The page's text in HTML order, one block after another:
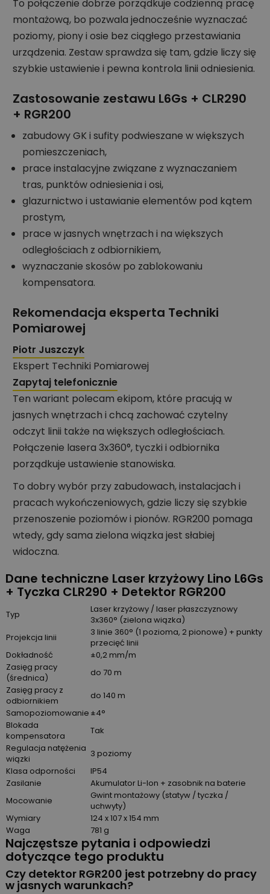
To połączenie dobrze porządkuje codzienną pracę
montażową, bo pozwala jednocześnie wyznaczać
poziomy, piony i osie bez ciągłego przestawiania
urządzenia. Zestaw sprawdza się tam, gdzie liczy się
szybkie ustawienie i pewna kontrola linii odniesienia.
Zastosowanie zestawu L6Gs + CLR290
+ RGR200
zabudowy GK i sufity podwieszane w większych
pomieszczeniach,
prace instalacyjne związane z wyznaczaniem
tras, punktów odniesienia i osi,
glazurnictwo i ustawianie elementów pod kątem
prostym,
prace w jasnych wnętrzach i na większych
odległościach z odbiornikiem,
wyznaczanie skosów po zablokowaniu
kompensatora.
Rekomendacja eksperta Techniki
Pomiarowej
Piotr Juszczyk
Ekspert Techniki Pomiarowej
Zapytaj telefonicznie
Ten wariant polecam ekipom, które pracują w
jasnych wnętrzach i chcą zachować czytelny
odczyt linii także na większych odległościach.
Połączenie lasera 3x360°, tyczki i odbiornika
porządkuje ustawienie stanowiska.
To dobry wybór przy zabudowach, instalacjach i
pracach wykończeniowych, gdzie liczy się szybkie
przenoszenie poziomów i pionów. RGR200 pomaga
wtedy, gdy sama zielona wiązka jest słabiej
widoczna.
Dane techniczne Laser krzyżowy Lino L6Gs
+ Tyczka CLR290 + Detektor RGR200
Typ
Laser krzyżowy / laser płaszczyznowy
3x360° (zielona wiązka)
Projekcja linii
3 linie 360° (1 pozioma, 2 pionowe) + punkty
przecięć linii
Dokładność
±0,2 mm/m
Zasięg pracy
(średnica)
do 70 m
Zasięg pracy z
odbiornikiem
do 140 m
Samopoziomowanie ±4°
Blokada
kompensatora
Tak
Regulacja natężenia
wiązki
3 poziomy
Klasa odporności
IP54
Zasilanie
Akumulator Li-Ion + zasobnik na baterie
Mocowanie
Gwint montażowy (statyw / tyczka /
uchwyty)
Wymiary
124 x 107 x 154 mm
Waga
781 g
Najczęstsze pytania i odpowiedzi
dotyczące tego produktu
Czy detektor RGR200 jest potrzebny do pracy
w jasnych warunkach?